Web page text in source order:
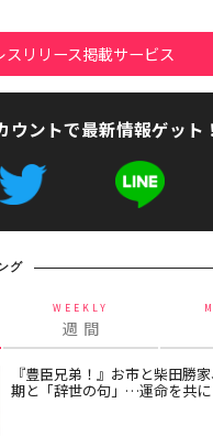
スリリース掲載サービス
ウントで最新情報ゲット！
グ
WEEKLY
週 間
『豊臣兄弟！』お市と柴田勝
期と「辞世の句」…運命を共